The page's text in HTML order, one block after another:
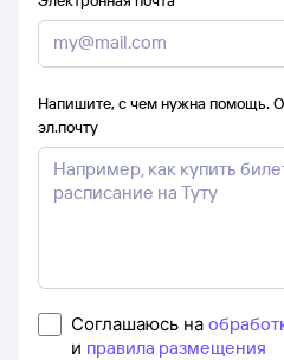
Напишите, с чем нужна помощь.
эл.почту
Соглашаюсь на
и правила размещения